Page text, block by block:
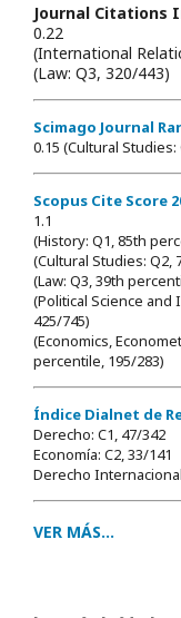
Journal Citations
0.22
(International
(Law: Q3, 320/443)
Scimago Journal
0.15 (Cultural Studies:
Scopus Cite Score
1.1
(History: Q1, 85th
(Cultural Studies: Q2,
(Law: Q3, 39th
(Political Science
425/745)
(Economics,
percentile, 195/283)
Índice Dialnet de
Derecho: C1, 47/342
Economía: C2, 33/141
Derecho
VER MÁS...